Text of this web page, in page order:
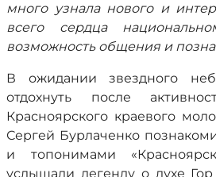
много узнала нового и
всего сердца
возможность общения и
В ожидании звездного
отдохнуть после
Красноярского краевого
Сергей Бурлаченко
и топонимами
услышали легенду о духе